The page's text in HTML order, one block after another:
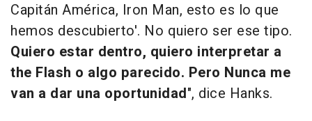
Capitán América, Iron Man, esto es lo que
hemos descubierto'. No quiero ser ese tipo.
Quiero estar dentro, quiero interpretar a
the Flash o algo parecido. Pero Nunca me
van a dar una oportunidad", dice Hanks.